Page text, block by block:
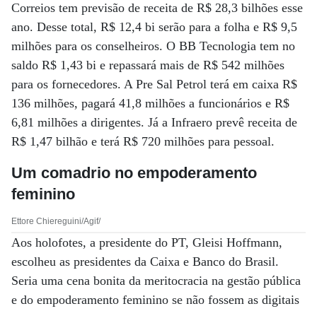
Correios tem previsão de receita de R$ 28,3 bilhões esse
ano. Desse total, R$ 12,4 bi serão para a folha e R$ 9,5
milhões para os conselheiros. O BB Tecnologia tem no
saldo R$ 1,43 bi e repassará mais de R$ 542 milhões
para os fornecedores. A Pre Sal Petrol terá em caixa R$
136 milhões, pagará 41,8 milhões a funcionários e R$
6,81 milhões a dirigentes. Já a Infraero prevê receita de
R$ 1,47 bilhão e terá R$ 720 milhões para pessoal.
Um comadrio no empoderamento
feminino
Ettore Chiereguini/Agif/
Aos holofotes, a presidente do PT, Gleisi Hoffmann,
escolheu as presidentes da Caixa e Banco do Brasil.
Seria uma cena bonita da meritocracia na gestão pública
e do empoderamento feminino se não fossem as digitais